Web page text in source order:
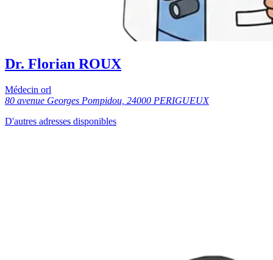
Dr. Florian ROUX
Médecin orl
80 avenue Georges Pompidou, 24000 PERIGUEUX
D'autres adresses disponibles